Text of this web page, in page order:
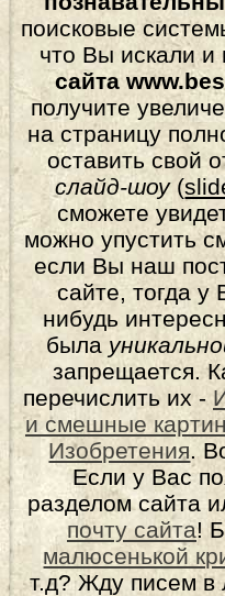
поисковые
что Вы искали и
сайта
получите
на страницу
оставить свой
слайд-шоу(
сможете
можно упустить
если Вы наш
сайте, тогда у
нибудь
была
запрещается.
перечислить их -
и смешные
Изобретения.
Если у Вас
разделом сайта
почту сайта!
малюсенькой
т.д? Жду писем в